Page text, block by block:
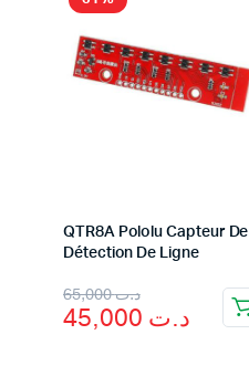
QTR8A Pololu Capteur De
Détection De Ligne
د.ت65,000
Original
price
د.ت
Current
price